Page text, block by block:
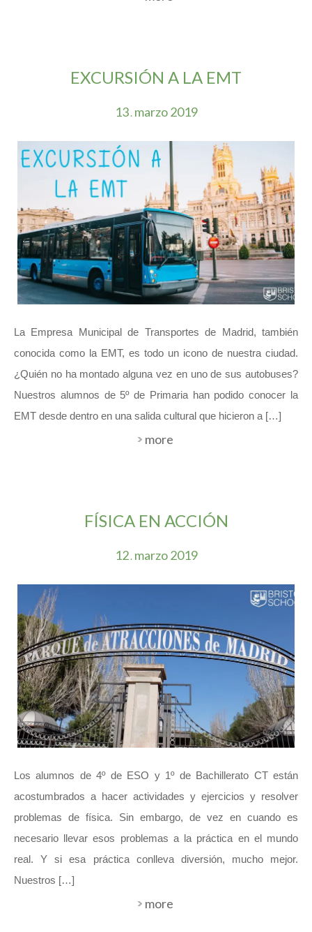
EXCURSIÓN A LA EMT
13. marzo2019
La Empresa Municipal de Transportes de Madrid, también
conocida como la EMT, es todo un icono de nuestra ciudad.
¿Quién no ha montado alguna vez en uno de sus autobuses?
Nuestros alumnos de 5º de Primaria han podido conocer la
EMT desde dentro en una salida cultural que hicieron a […]
more
FÍSICA EN ACCIÓN
12. marzo2019
Los alumnos de 4º de ESO y 1º de Bachillerato CT están
acostumbrados a hacer actividades y ejercicios y resolver
problemas de física. Sin embargo, de vez en cuando es
necesario llevar esos problemas a la práctica en el mundo
real. Y si esa práctica conlleva diversión, mucho mejor.
Nuestros […]
more